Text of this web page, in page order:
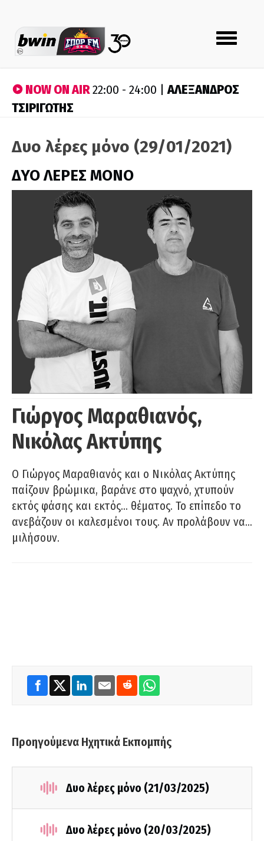
Toggle
navigation
NOW ON AIR22:00 - 24:00 |ΑΛΕΞΑΝΔΡΟΣ
ΤΣΙΡΙΓΩΤΗΣ
Δυο λέρες μόνο (29/01/2021)
ΔΥΟ ΛΕΡΕΣ ΜΟΝΟ
Γιώργος Μαραθιανός,
Νικόλας Ακτύπης
Ο Γιώργος Μαραθιανός και ο Νικόλας Ακτύπης
παίζουν βρώμικα, βαράνε στο ψαχνό, χτυπούν
εκτός φάσης και εκτός… θέματος. Το επίπεδο το
ανεβάζουν οι καλεσμένοι τους. Αν προλάβουν να…
μιλήσουν.
Προηγούμενα Ηχητικά Εκπομπής
Δυο λέρες μόνο (21/03/2025)
Δυο λέρες μόνο (20/03/2025)